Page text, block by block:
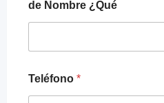
de Nombre ¿Qué
Teléfono *